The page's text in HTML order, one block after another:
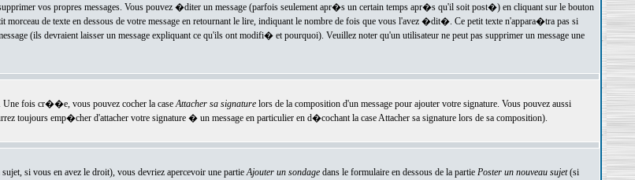
vos propres messages. Vous pouvez �diter un message (parfois seulement apr�s un certain temps apr�s qu'il soit post�) en cliquant sur le bouton
de texte en dessous de votre message en retournant le lire, indiquant le nombre de fois que vous l'avez �dit�. Ce petit texte n'appara�tra pas si
(ils devraient laisser un message expliquant ce qu'ils ont modifi� et pourquoi). Veuillez noter qu'un utilisateur ne peut pas supprimer un message une
Une fois cr��e, vous pouvez cocher la caseAttacher sa signaturelors de la composition d'un message pour ajouter votre signature. Vous pouvez aussi
toujours emp�cher d'attacher votre signature � un message en particulier en d�cochant la case Attacher sa signature lors de sa composition).
si vous en avez le droit), vous devriez apercevoir une partieAjouter un sondagedans le formulaire en dessous de la partie Poster un nouveau sujet(si